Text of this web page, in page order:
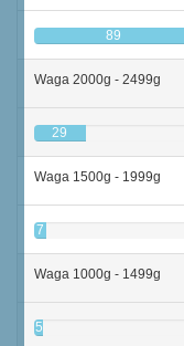
89
Waga 2000g - 2499g
29
Waga 1500g - 1999g
7
Waga 1000g - 1499g
5